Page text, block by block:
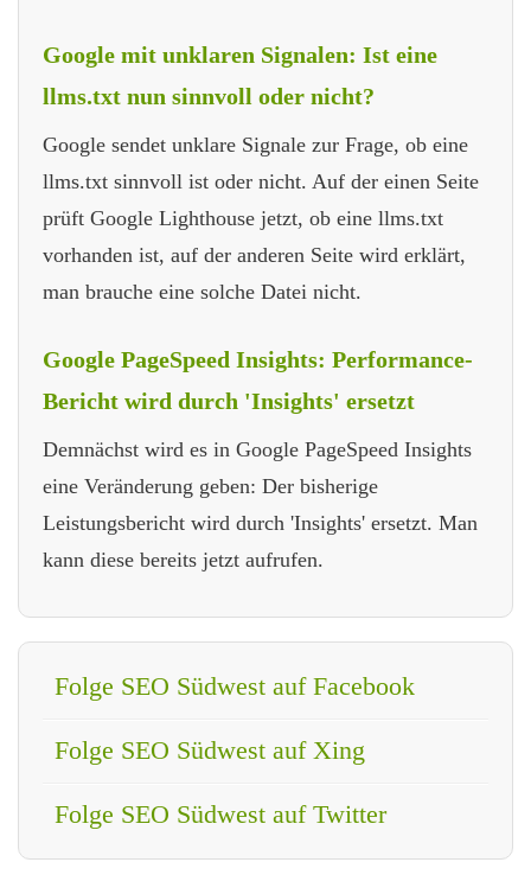
Google mit unklaren Signalen: Ist eine
llms.txt nun sinnvoll oder nicht?
Google sendet unklare Signale zur Frage, ob eine
llms.txt sinnvoll ist oder nicht. Auf der einen Seite
prüft Google Lighthouse jetzt, ob eine llms.txt
vorhanden ist, auf der anderen Seite wird erklärt,
man brauche eine solche Datei nicht.
Google PageSpeed Insights: Performance-
Bericht wird durch 'Insights' ersetzt
Demnächst wird es in Google PageSpeed Insights
eine Veränderung geben: Der bisherige
Leistungsbericht wird durch 'Insights' ersetzt. Man
kann diese bereits jetzt aufrufen.
Folge SEO Südwest auf Facebook
Folge SEO Südwest auf Xing
Folge SEO Südwest auf Twitter